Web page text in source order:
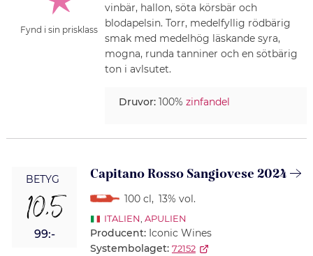
Fynd i sin prisklass
vinbär, hallon, söta körsbär och
blodapelsin. Torr, medelfyllig rödbärig
smak med medelhög läskande syra,
mogna, runda tanniner och en sötbärig
ton i avlsutet.
Druvor:100% zinfandel
BETYG
10,5
99:-
Capitano Rosso Sangiovese 2024
100 cl , 13% vol.
ITALIEN, APULIEN
Producent: Iconic Wines
Systembolaget: 72152